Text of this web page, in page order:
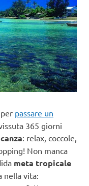
passare un
365 giorni
: relax, coccole,
Non manca
meta tropicale
nella vita: